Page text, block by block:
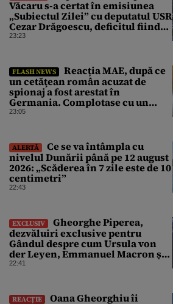
Văcaru s-a certat în emisiunea
„Subiectul Zilei” cu deputatul USR
Cezar Drăgoescu, deficitul fiind
motivul scandalului
23:23
FLASH NEWS
Reacția MAE, după ce
un cetăţean român acuzat de
spionaj a fost arestat în
Germania. Complotase cu un
ucrainean ca să asasineze un
23:05
ALERTĂ
Ce se va întâmpla cu
nivelul Dunării până pe 12 august
2026: „Scăderea în 7 zile este de 10
centimetri”
22:43
EXCLUSIV
Gheorghe Piperea,
dezvăluiri exclusive pentru
Gândul despre cum Ursula von
der Leyen, Emmanuel Macron și
Zelenski plănuiesc pe Signal să îl
22:41
REACȚIE
Oana Gheorghiu îi